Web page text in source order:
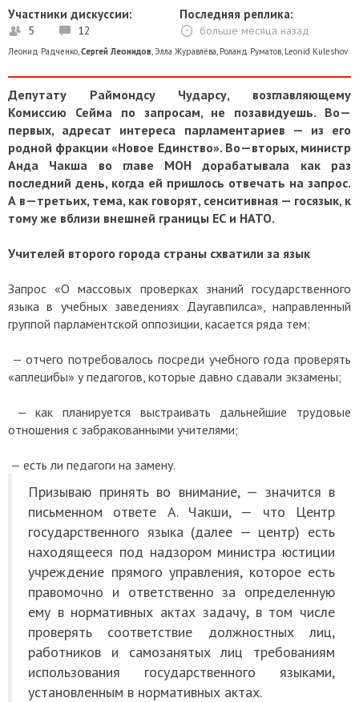
Участники дискуссии:
5 12
Последняя реплика:
больше месяца назад
Леонид Радченко Сергей Леонидов Элла Журавлёва Роланд Руматов Leonid Kuleshov
Депутату Раймондсу Чударсу, возглавляющему
Комиссию Сейма по запросам, не позавидуешь. Во—
первых, адресат интереса парламентариев — из его
родной фракции «Новое Единство». Во—вторых, министр
Анда Чакша во главе МОН дорабатывала как раз
последний день, когда ей пришлось отвечать на запрос.
А в—третьих, тема, как говорят, сенситивная — госязык, к
тому же вблизи внешней границы ЕС и НАТО.
Учителей второго города страны схватили за язык
Запрос «О массовых проверках знаний государственного
языка в учебных заведениях Даугавпилса», направленный
группой парламентской оппозиции, касается ряда тем:
— отчего потребовалось посреди учебного года проверять
«аплецибы» у педагогов, которые давно сдавали экзамены;
—как планируется выстраивать дальнейшие трудовые
отношения с забракованными учителями;
— есть ли педагоги на замену.
Призываю принять во внимание, — значится в
письменном ответе А. Чакши, — что Центр
государственного языка (далее — центр) есть
находящееся под надзором министра юстиции
учреждение прямого управления, которое есть
правомочно и ответственно за определенную
ему в нормативных актах задачу, в том числе
проверять соответствие должностных лиц,
работников и самозанятых лиц требованиям
использования государственного языками,
установленным в нормативных актах.